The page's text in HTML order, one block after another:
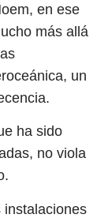
en ese
más allá
un
ha sido
no viola
instalaciones